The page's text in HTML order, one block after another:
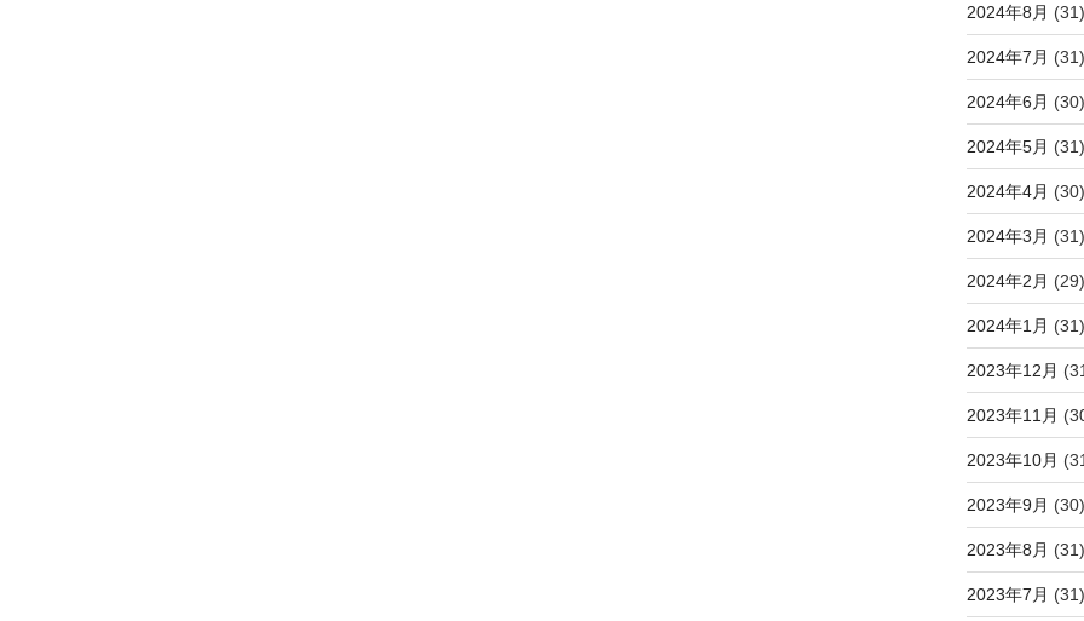
2024年8月 (31)
2024年7月 (31)
2024年6月 (30)
2024年5月 (31)
2024年4月 (30)
2024年3月 (31)
2024年2月 (29)
2024年1月 (31)
2023年12月
2023年11月
2023年10月
2023年9月 (30)
2023年8月 (31)
2023年7月 (31)